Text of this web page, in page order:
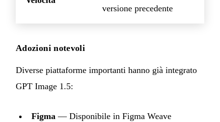
versione precedente
Adozioni notevoli
Diverse piattaforme importanti hanno già integrato
GPT Image 1.5:
Figma — Disponibile in Figma Weave